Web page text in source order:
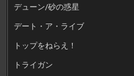
デューン/砂の惑星
デート・ア・ライブ
トップをねらえ！
トライガン